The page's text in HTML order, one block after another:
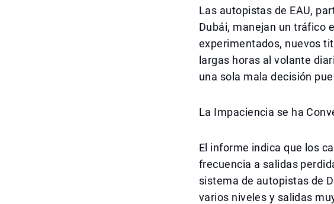
Las autopistas de EAU,
Dubái, manejan un tráfico
experimentados, nuevos
largas horas al volante
una sola mala decisión
La Impaciencia se ha
El informe indica que los
frecuencia a salidas
sistema de autopistas de
varios niveles y salidas